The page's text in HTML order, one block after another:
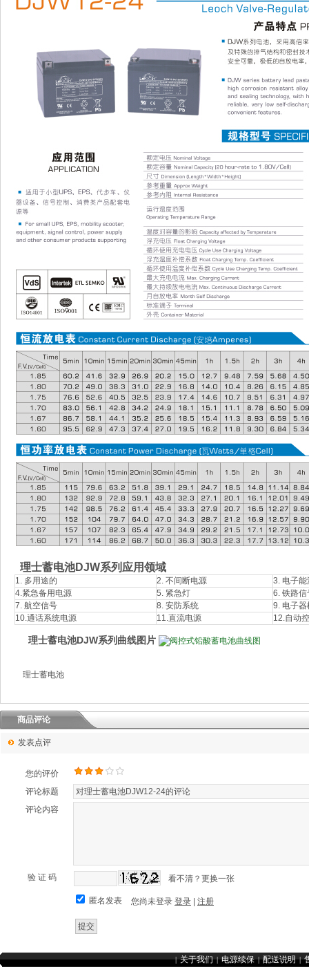
理士蓄电池DJW系列应用领域
1. 多用途的 2. 不间断电源
3. 电子能
4.紧急备用电源
5. 紧急灯
6. 铁路信
7. 航空信号
8. 安防系统
9. 电子
10.通话系统电源
11.直流电源 12.自动
理士蓄电池DJW系列曲线图片
理士蓄电池
商品评论
发表点评
您的评价
评论标题
评论内容
验 证 码 看不清？更换一张
匿名发表 您尚未登录 登录 注册
|关于我们 |电源续保 |配送说明 |